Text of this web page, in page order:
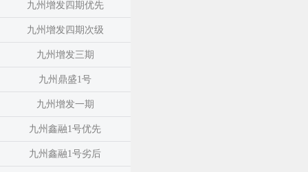
九州增发四期优先
九州增发四期次级
九州增发三期
九州鼎盛1号
九州增发一期
九州鑫融1号优先
九州鑫融1号劣后